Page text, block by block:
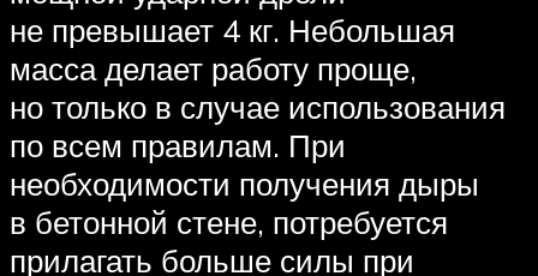
не превышает 4 кг. Небольшая
масса делает работу проще,
но только в случае использования
по всем правилам. При
необходимости получения дыры
в бетонной стене, потребуется
прилагать больше силы при